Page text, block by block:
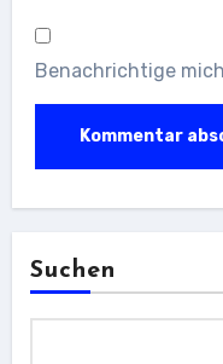
Benachrichtige
Suchen